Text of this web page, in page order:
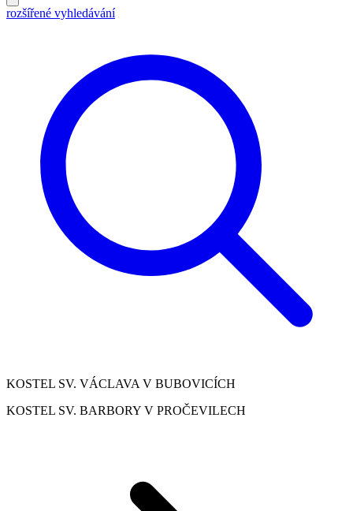
rozšířené vyhledávání
KOSTEL SV. VÁCLAVA V BUBOVICÍCH
KOSTEL SV. BARBORY V PROČEVILECH